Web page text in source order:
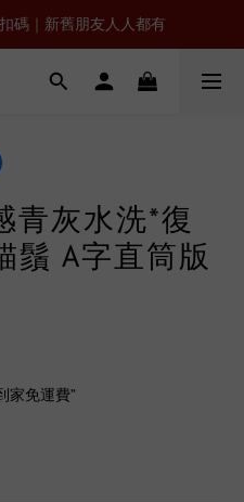
碼｜新舊朋友人人都有
青灰水洗*復
鬚 A字直筒版
家免運費”